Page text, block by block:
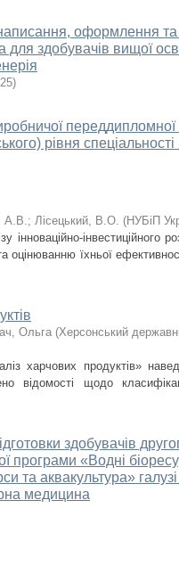
написання, оформлення
для здобувачів вищої
)
переддипломної
рівня
А.В.; Лісецький, В.О. (НУБіП
інноваційно-інвестиційного
оцінюванню їхньої
Ольга (Херсонський
харчових продуктів»
відомості щодо
здобувачів
програми «Водні
та аквакультура»
медицина